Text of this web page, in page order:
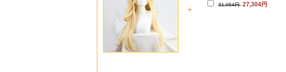
+
31,054円 27,304円